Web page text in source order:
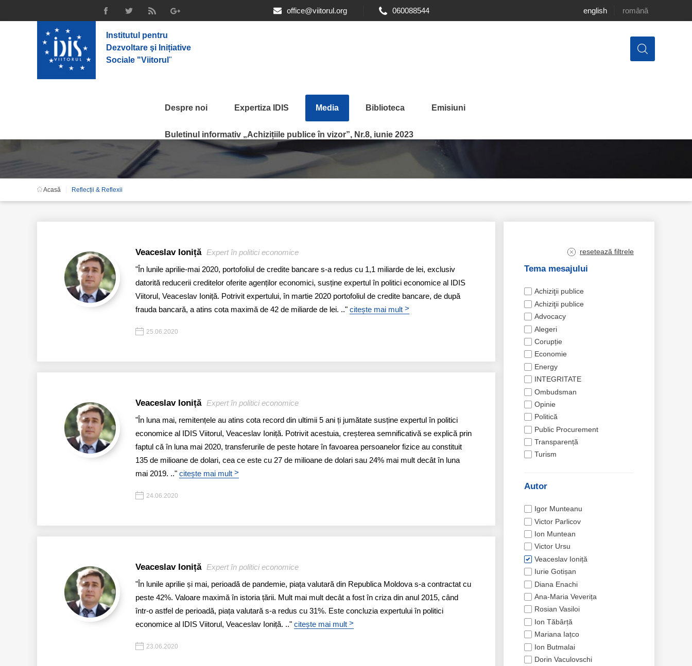
office@viitorul.org 060088544 english română
Institutul pentru
Dezvoltare şi Inițiative
Sociale "Viitorul "
Despre noi Expertiza IDIS Media Biblioteca Emisiuni
Buletinul informativ „Achizițiile publice în vizor”, Nr.8, iunie 2023
Reflecții & Reflexii
Acasă Reflecții & Reflexii
Veaceslav Ioniță
Expert în politici economice
"În lunile aprilie-mai 2020, portofoliul de credite bancare s-a redus cu 1,1 miliarde de lei, exclusiv
datorită reducerii creditelor oferite agenților economici, susține expertul în politici economice al IDIS
Viitorul, Veaceslav Ioniță. Potrivit expertului, în martie 2020 portofoliul de credite bancare, de după
frauda bancară, a atins cota maximă de 42 de miliarde de lei. .." citește mai mult >
25.06.2020
Veaceslav Ioniță
Expert în politici economice
"În luna mai, remitențele au atins cota record din ultimii 5 ani ți jumătate susține expertul în politici
economice al IDIS Viitorul, Veaceslav Ioniță. Potrivit acestuia, creșterea semnificativă se explică prin
faptul că în luna mai 2020, transferurile de peste hotare în favoarea persoanelor fizice au constituit
135 de milioane de dolari, cea ce este cu 27 de milioane de dolari sau 24% mai mult decât în luna
mai 2019. .." citește mai mult >
24.06.2020
Veaceslav Ioniță
Expert în politici economice
"În lunile aprilie și mai, perioadă de pandemie, piața valutară din Republica Moldova s-a contractat cu
peste 42%. Valoare maximă în istoria țării. Mult mai mult decât a fost în criza din anul 2015, când
într-o astfel de perioadă, piața valutară s-a redus cu 31%. Este concluzia expertului în politici
economice al IDIS Viitorul, Veaceslav Ioniță. .." citește mai mult >
23.06.2020
resetează filtrele
Tema mesajului
Achiziţii publice
Achiziţii publice
Advocacy
Alegeri
Corupție
Economie
Energy
INTEGRITATE
Ombudsman
Opinie
Politică
Public Procurement
Transparență
Turism
Autor
Igor Munteanu
Victor Parlicov
Ion Muntean
Victor Ursu
Veaceslav Ioniță
Iurie Gotișan
Diana Enachi
Ana-Maria Veverița
Rosian Vasiloi
Ion Tăbârță
Mariana Iațco
Ion Butmalai
Dorin Vaculovschi